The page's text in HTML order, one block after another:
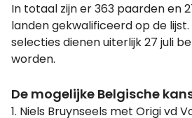
In totaal zijn er 363 paarden en
landen gekwalificeerd op de
selecties dienen uiterlijk 27 juli
worden.
De mogelijke Belgische
1. Niels Bruynseels met Origi vd